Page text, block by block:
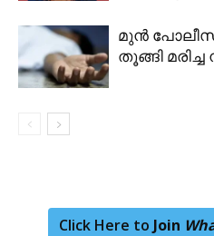
മുൻ
തൂങ്ങി
Click Here to Join